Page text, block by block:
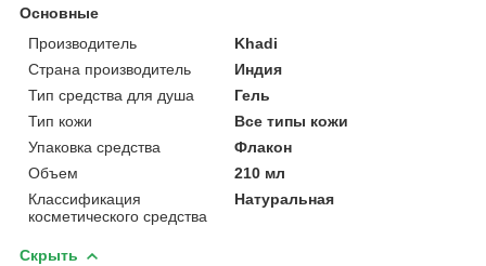
Основные
Производитель
Khadi
Страна производитель
Индия
Тип средства для душа
Гель
Тип кожи
Все типы кожи
Упаковка средства
Флакон
Объем
210 мл
Классификация
косметического средства
Натуральная
Скрыть